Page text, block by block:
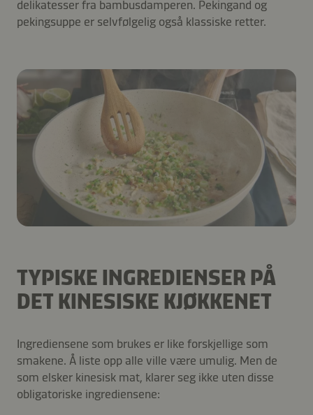
delikatesser fra bambusdamperen. Pekingand og
pekingsuppe er selvfølgelig også klassiske retter.
TYPISKE INGREDIENSER PÅ
DET KINESISKE KJØKKENET
Ingrediensene som brukes er like forskjellige som
smakene. Å liste opp alle ville være umulig. Men de
som elsker kinesisk mat, klarer seg ikke uten disse
obligatoriske ingrediensene: